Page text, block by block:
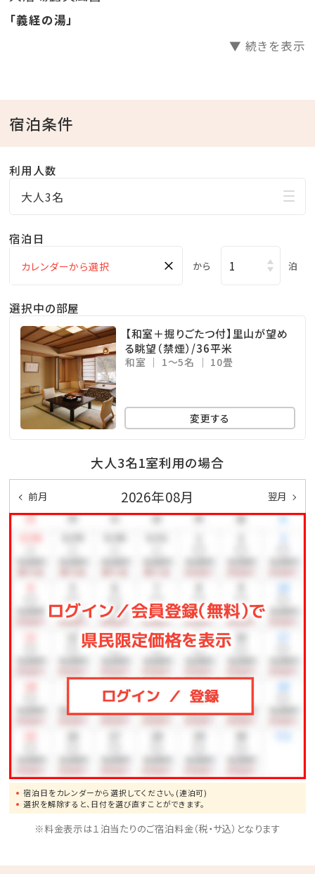
「義経の湯」
▼ 続きを表示
宿泊条件
利用人数
大人3名
宿泊日
× から 泊
選択中の部屋
【和室＋掘りごたつ付】里山が望め
る眺望（禁煙）/36平米
和室 1～5名 10畳
変更する
大人3名1室利用の場合
前月 2026年08月 翌月
宿泊日をカレンダーから選択してください。(連泊可)
選択を解除すると、日付を選び直すことができます。
※料金表示は１泊当たりのご宿泊料金（税・サ込）となります